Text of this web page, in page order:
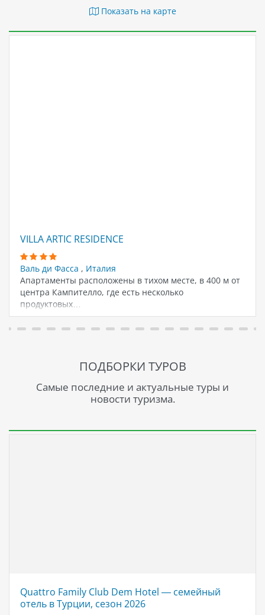
Показать на карте
VILLA ARTIC RESIDENCE
Валь ди Фасса , Италия
Апартаменты расположены в тихом месте, в 400 м от
центра Кампителло, где есть несколько
продуктовых…
ПОДБОРКИ ТУРОВ
Самые последние и актуальные туры и
новости туризма.
Quattro Family Club Dem Hotel — семейный
отель в Турции, сезон 2026